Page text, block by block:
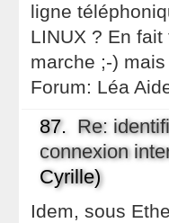
ligne
LINUX ? En
marche ;-)
Forum: Léa
87. Re:
connexion
Cyrille)
Idem, sous